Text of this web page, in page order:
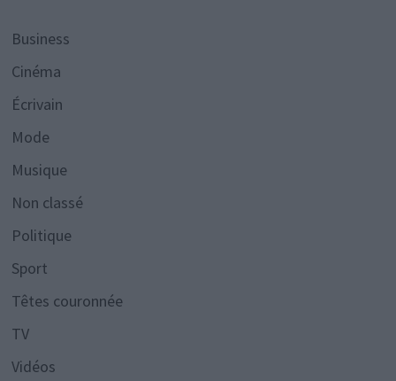
Business
Cinéma
Écrivain
Mode
Musique
Non classé
Politique
Sport
Têtes couronnée
TV
Vidéos